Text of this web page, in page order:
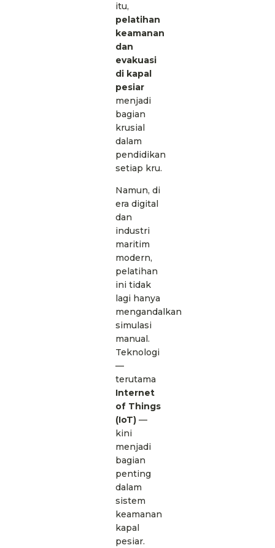
itu,
pelatihan
keamanan
dan
evakuasi
di kapal
pesiar
menjadi
bagian
krusial
dalam
pendidikan
setiap kru.
Namun, di
era digital
dan
industri
maritim
modern,
pelatihan
ini tidak
lagi hanya
mengandalkan
simulasi
manual.
Teknologi
—
terutama
Internet
of Things
(IoT) —
kini
menjadi
bagian
penting
dalam
sistem
keamanan
kapal
pesiar.